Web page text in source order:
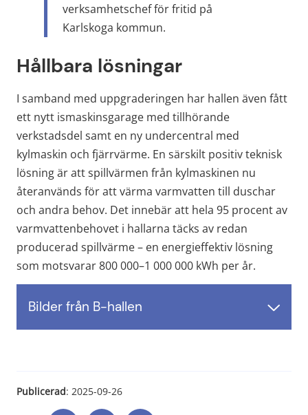
verksamhetschef för fritid på
Karlskoga kommun.
Hållbara lösningar
I samband med uppgraderingen har hallen även fått
ett nytt ismaskinsgarage med tillhörande
verkstadsdel samt en ny undercentral med
kylmaskin och fjärrvärme. En särskilt positiv teknisk
lösning är att spillvärmen från kylmaskinen nu
återanvänds för att värma varmvatten till duschar
och andra behov. Det innebär att hela 95 procent av
varmvattenbehovet i hallarna täcks av redan
producerad spillvärme – en energieffektiv lösning
som motsvarar 800 000–1 000 000 kWh per år.
Bilder från B-hallen
Publicerad: 2025-09-26